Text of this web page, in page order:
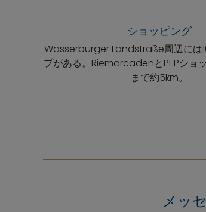
ショッピング
Wasserburger Landstraße周辺には
プがある。RiemarcadenとPEPショ
まで約5km。
メッ